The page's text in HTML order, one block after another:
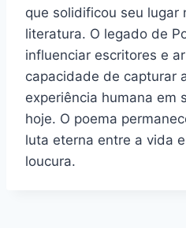
que solidificou seu lugar
literatura. O legado de
influenciar escritores e
capacidade de capturar
experiência humana em
hoje. O poema
luta eterna entre a vida
loucura.